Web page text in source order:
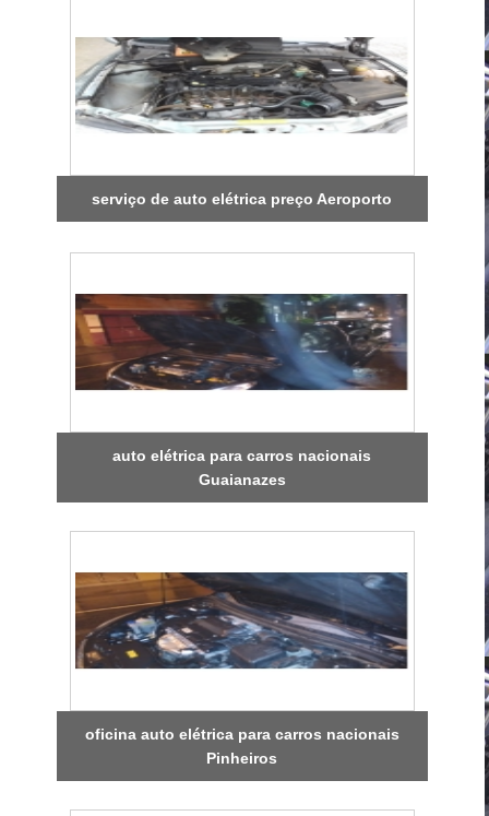
serviço de auto elétrica preço Aeroporto
auto elétrica para carros nacionais
Guaianazes
oficina auto elétrica para carros nacionais
Pinheiros